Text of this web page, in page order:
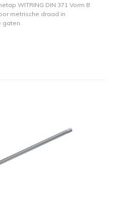
WITRING DIN 371 Vorm B
metrische draad in